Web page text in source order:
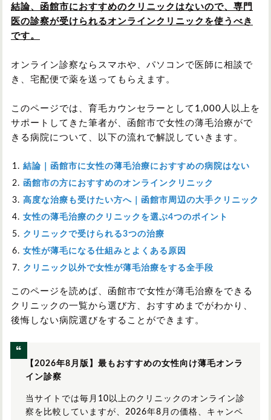
結論、函館市におすすめのクリニックはないので、専門
医の診察が受けられるオンラインクリニックを使うべき
です。
オンライン診察ならスマホや、パソコンで医師に相談で
き、宅配便で薬を送ってもらえます。
このページでは、育毛カウンセラーとして1,000人以上を
サポートしてきた筆者が、函館市で女性の薄毛治療がで
きる病院について、以下の流れで解説していきます。
結論｜函館市に女性の薄毛治療におすすめの病院はない
函館市の方におすすめのオンラインクリニック
高度な治療も受けたい方へ｜函館市周辺の大手クリニック
女性の薄毛治療のクリニックを選ぶ4つのポイント
クリニックで受けられる3つの治療
女性が薄毛になる仕組みとよくある原因
クリニック以外で女性が薄毛治療をする全手段
このページを読めば、函館市で女性が薄毛治療をできる
クリニックの一覧から選び方、おすすめまでがわかり、
後悔しない病院選びをすることができます。
【2026年8月版】最もおすすめの女性向け薄毛オンラ
イン診察
当サイトでは毎月10以上のクリニックのオンライン診
察を比較していますが、2026年8月の価格、キャンペ